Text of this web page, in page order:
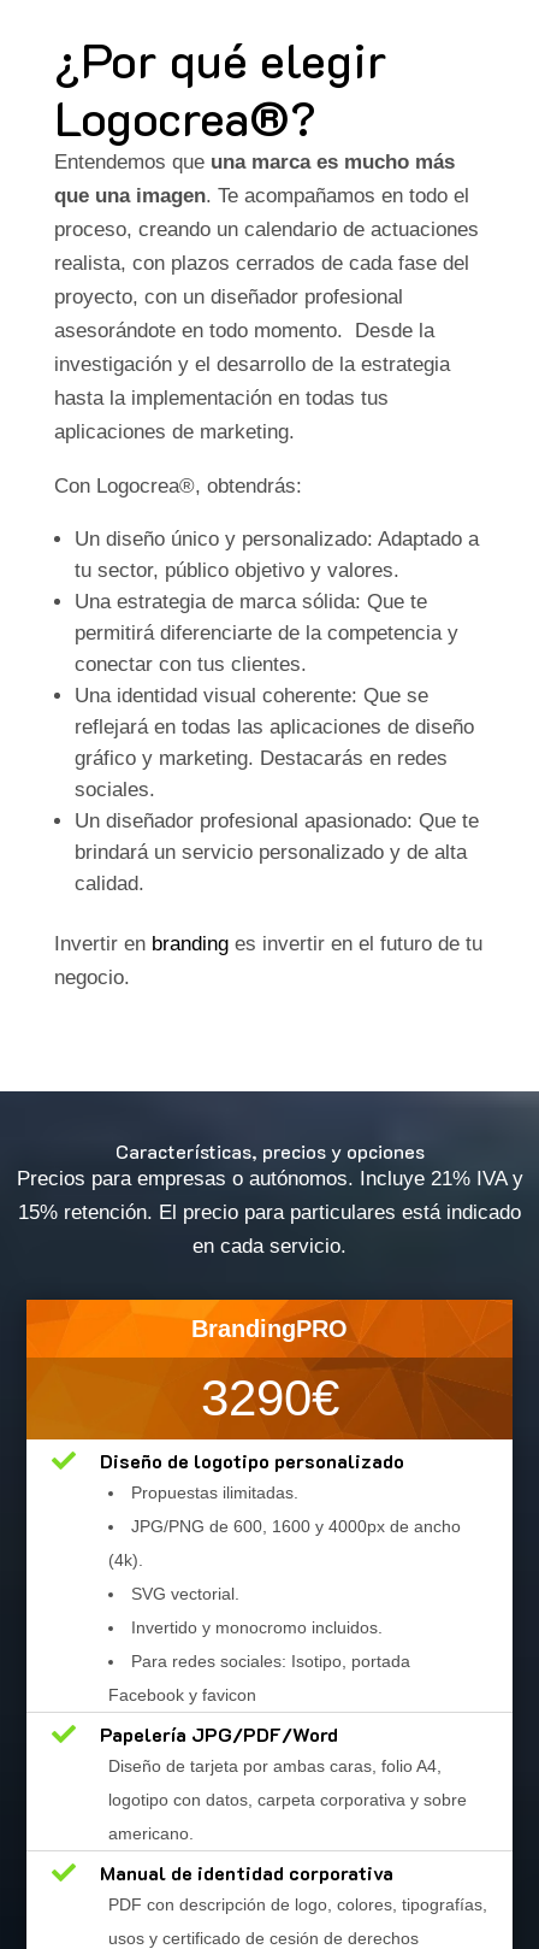
¿Por qué elegir
Logocrea®?
Entendemos que una marca es mucho más
que una imagen. Te acompañamos en todo el
proceso, creando un calendario de actuaciones
realista, con plazos cerrados de cada fase del
proyecto, con un diseñador profesional
asesorándote en todo momento. Desde la
investigación y el desarrollo de la estrategia
hasta la implementación en todas tus
aplicaciones de marketing.
Con Logocrea®, obtendrás:
Un diseño único y personalizado: Adaptado a
tu sector, público objetivo y valores.
Una estrategia de marca sólida: Que te
permitirá diferenciarte de la competencia y
conectar con tus clientes.
Una identidad visual coherente: Que se
reflejará en todas las aplicaciones de diseño
gráfico y marketing. Destacarás en redes
sociales.
Un diseñador profesional apasionado: Que te
brindará un servicio personalizado y de alta
calidad.
Invertir en brandinges invertir en el futuro de tu
negocio.
Características, precios y opciones
Precios para empresas o autónomos. Incluye 21% IVA y
15% retención. El precio para particulares está indicado
en cada servicio.
BrandingPRO
3290€
 Diseño de logotipo personalizado
Propuestas ilimitadas.
JPG/PNG de 600, 1600 y 4000px de ancho
(4k).
SVG vectorial.
Invertido y monocromo incluidos.
Para redes sociales: Isotipo, portada
Facebook y favicon
 Papelería JPG/PDF/Word
Diseño de tarjeta por ambas caras, folio A4,
logotipo con datos, carpeta corporativa y sobre
americano.
 Manual de identidad corporativa
PDF con descripción de logo, colores, tipografías,
usos y certificado de cesión de derechos